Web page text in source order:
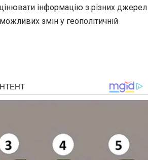
інформацію з різних джерел
змін у геополітичній